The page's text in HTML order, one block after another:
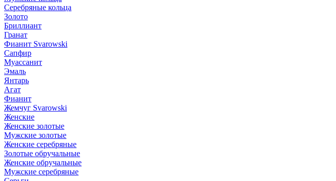
Серебряные кольца
Золото
Бриллиант
Гранат
Фианит Svarowski
Сапфир
Муассанит
Эмаль
Янтарь
Агат
Фианит
Жемчуг Svarowski
Женские
Женские золотые
Мужские золотые
Женские серебряные
Золотые обручальные
Женские обручальные
Мужские серебряные